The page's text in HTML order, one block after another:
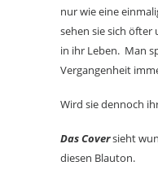
nur wie eine
sehen sie sich öfter
in ihr Leben. Man
Vergangenheit
Wird sie dennoch
Das Coversieht
diesen Blauton.